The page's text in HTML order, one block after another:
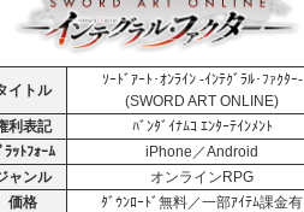
イトル
ｿｰﾄﾞｱｰﾄ･ｵﾝﾗｲﾝ -ｲﾝﾃｸﾞﾗﾙ･ﾌｧｸﾀｰ-
(SWORD ART ONLINE)
利表記
ﾊﾞﾝﾀﾞｲﾅﾑｺ ｴﾝﾀｰﾃｲﾝﾒﾝﾄ
ﾗｯﾄﾌｫｰﾑ
iPhone／Android
ャンル
オンラインRPG
価格
ﾀﾞｳﾝﾛｰﾄﾞ無料／一部ｱｲﾃﾑ課金有